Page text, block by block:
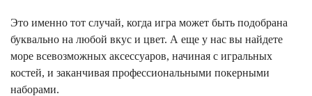
Это именно тот случай, когда игра может быть подобрана
буквально на любой вкус и цвет. А еще у нас вы найдете
море всевозможных аксессуаров, начиная с игральных
костей, и заканчивая профессиональными покерными
наборами.